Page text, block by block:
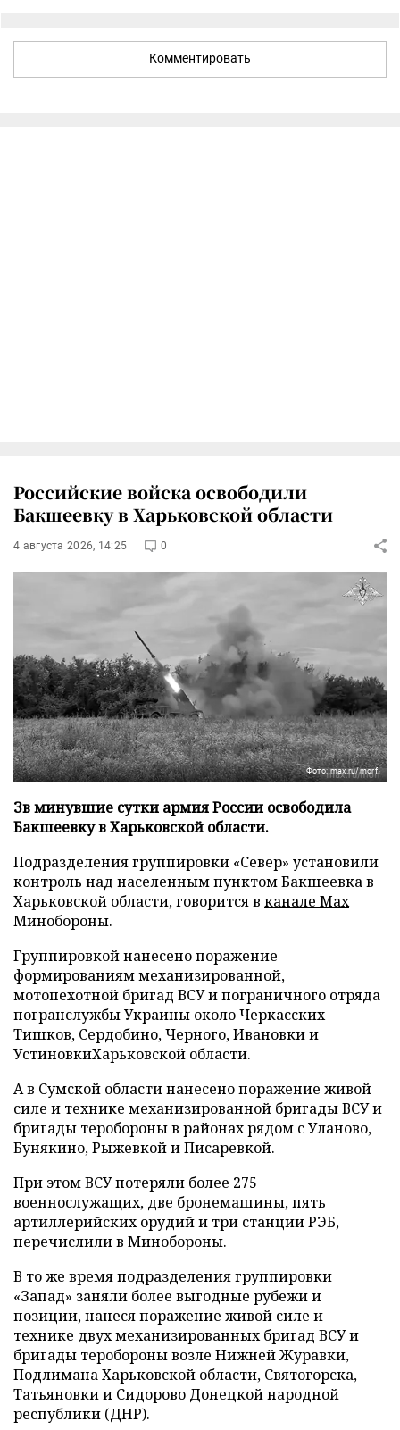
Комментировать
Российские войска освободили
Бакшеевку в Харьковской области
4 августа 2026, 14:25 0
Фото: max.ru/morf
Зв минувшие сутки армия России освободила
Бакшеевку в Харьковской области.
Подразделения группировки «Север» установили
контроль над населенным пунктом Бакшеевка в
Харьковской области, говорится в канале Max
Минобороны.
Группировкой нанесено поражение
формированиям механизированной,
мотопехотной бригад ВСУ и пограничного отряда
погранслужбы Украины около Черкасских
Тишков, Сердобино, Черного, Ивановки и
УстиновкиХарьковской области.
А в Сумской области нанесено поражение живой
силе и технике механизированной бригады ВСУ и
бригады теробороны в районах рядом с Уланово,
Бунякино, Рыжевкой и Писаревкой.
При этом ВСУ потеряли более 275
военнослужащих, две бронемашины, пять
артиллерийских орудий и три станции РЭБ,
перечислили в Минобороны.
В то же время подразделения группировки
«Запад» заняли более выгодные рубежи и
позиции, нанеся поражение живой силе и
технике двух механизированных бригад ВСУ и
бригады теробороны возле Нижней Журавки,
Подлимана Харьковской области, Святогорска,
Татьяновки и Сидорово Донецкой народной
республики (ДНР).